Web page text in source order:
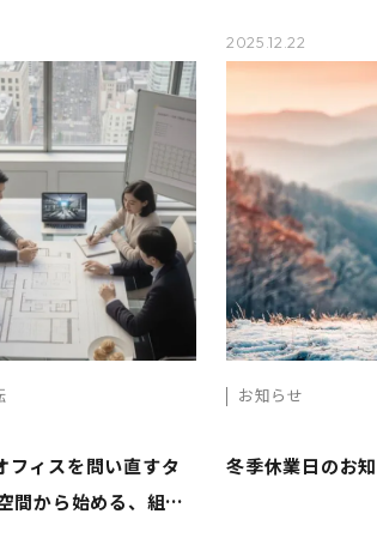
フィスを問い直すタ
間から始める、組織
2025.12.22
お知らせ
冬季休業日のお